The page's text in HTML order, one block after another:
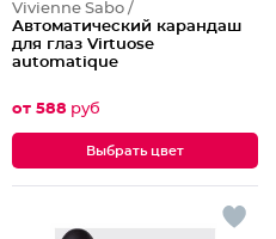
Vivienne Sabo /
Автоматический карандаш
для глаз Virtuose
automatique
от 588 руб
Выбрать цвет